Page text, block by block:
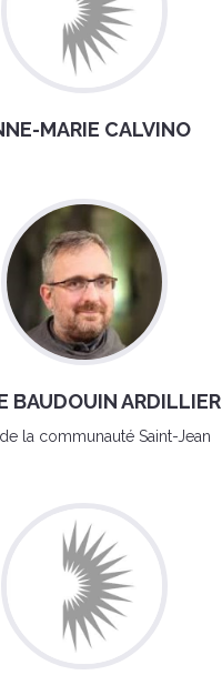
MARIE CALVINO
BAUDOUIN ARDILLIER
la communauté Saint-Jean